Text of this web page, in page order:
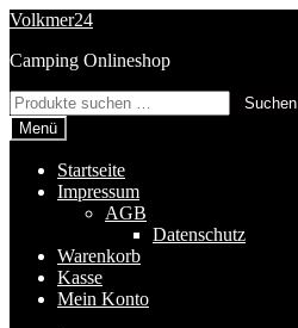
Zur
springen
Zum
springen
Volkmer24
Camping Onlineshop
Suchen
nach:
Suchen
Menü
Startseite
Impressum
AGB
Datenschutz
Warenkorb
Kasse
Mein Konto